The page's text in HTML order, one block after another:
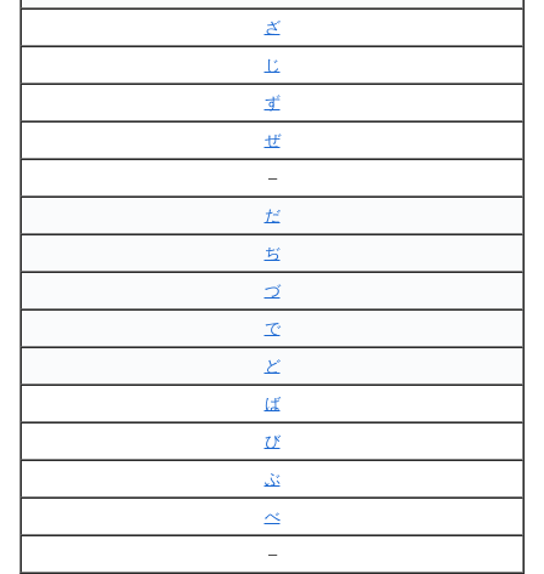
ざ
じ
ず
ぜ
–
だ
ぢ
づ
で
ど
ば
び
ぶ
べ
–